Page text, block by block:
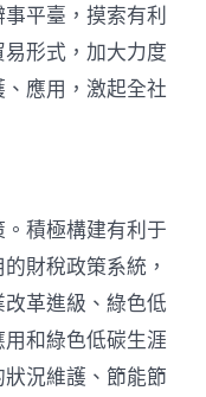
平臺，摸索有利
形式，加大力度
應用，激起全社
。積極構建有利于
財稅政策系統，
革進級、綠色低
和綠色低碳生涯
況維護、節能節